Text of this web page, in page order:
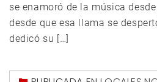
se enamoró de la música
desde que esa llama se
dedicó su […]